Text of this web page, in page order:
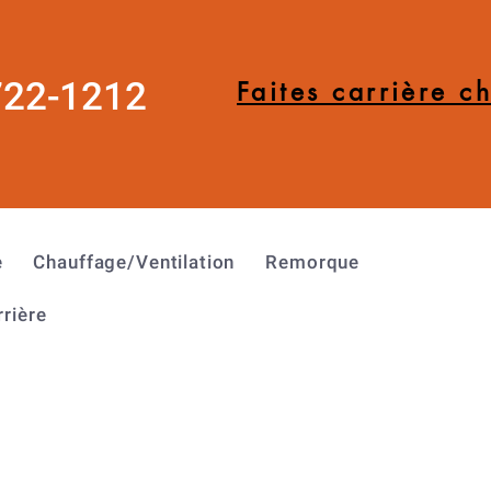
1212 Faites carrière
Chauffage/Ventilation Remorque